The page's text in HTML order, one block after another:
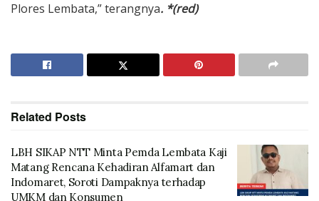
Plores Lembata,” terangnya. *(red)
Related Posts
LBH SIKAP NTT Minta Pemda Lembata Kaji
Matang Rencana Kehadiran Alfamart dan
Indomaret, Soroti Dampaknya terhadap
UMKM dan Konsumen